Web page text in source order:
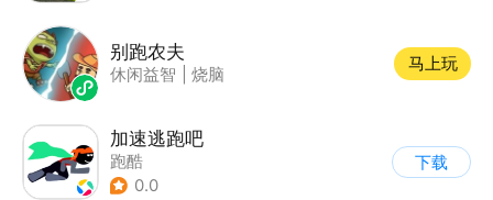
别跑农夫
休闲益智 烧脑
马上玩
加速逃跑吧
跑酷
0.0
下载